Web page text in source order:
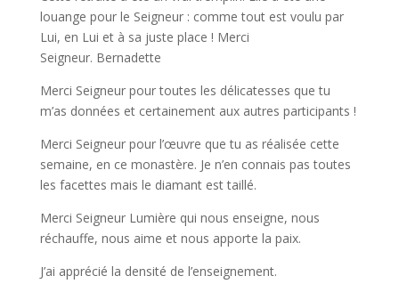
louange pour le Seigneur : comme tout est voulu par
Lui, en Lui et à sa juste place ! Merci
Seigneur. Bernadette
Merci Seigneur pour toutes les délicatesses que tu
m’as données et certainement aux autres participants !
Merci Seigneur pour l’œuvre que tu as réalisée cette
semaine, en ce monastère. Je n’en connais pas toutes
les facettes mais le diamant est taillé.
Merci Seigneur Lumière qui nous enseigne, nous
réchauffe, nous aime et nous apporte la paix.
J’ai apprécié la densité de l’enseignement.